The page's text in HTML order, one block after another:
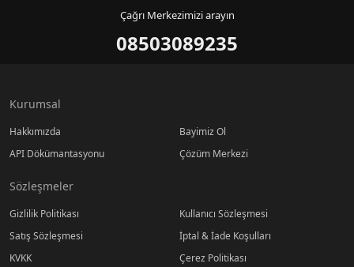
Çağrı Merkezimizi arayın
08503089235
Kurumsal
Hakkımızda
Bayimiz Ol
API Dökümantasyonu
Çözüm Merkezi
Sözleşmeler
Gizlilik Politikası
Kullanıcı Sözleşmesi
Satış Sözleşmesi
İptal & İade Koşulları
KVKK
Çerez Politikası